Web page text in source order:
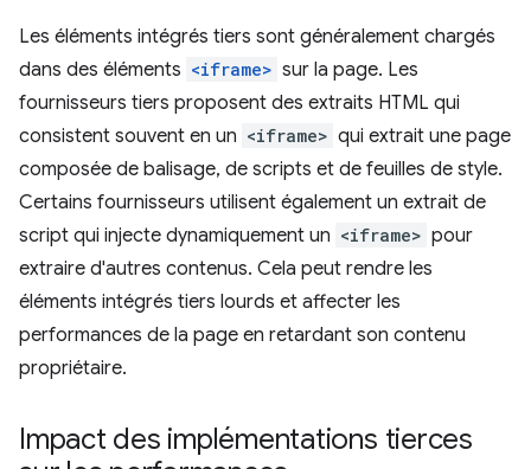
Les éléments intégrés tiers sont généralement chargés
dans des éléments <iframe> sur la page. Les
fournisseurs tiers proposent des extraits HTML qui
consistent souvent en un <iframe> qui extrait une page
composée de balisage, de scripts et de feuilles de style.
Certains fournisseurs utilisent également un extrait de
script qui injecte dynamiquement un <iframe> pour
extraire d'autres contenus. Cela peut rendre les
éléments intégrés tiers lourds et affecter les
performances de la page en retardant son contenu
propriétaire.
Impact des implémentations tierces